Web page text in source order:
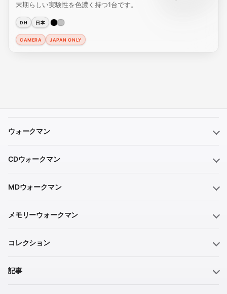
末期らしい実験性を色濃く持つ1台です。
DH 日本
CAMERA JAPAN ONLY
ウォークマン
CDウォークマン
MDウォークマン
メモリーウォークマン
コレクション
記事